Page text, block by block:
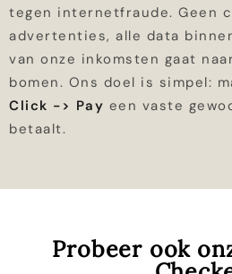
tegen internetfraude. Geen
advertenties, alle data
van onze inkomsten gaat
bomen. Ons doel is simpel:
Click -> Pay een vaste
betaalt.
Probeer ook